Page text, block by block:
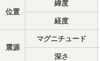
位置
緯度
経度
震源
マグニチュード
深さ